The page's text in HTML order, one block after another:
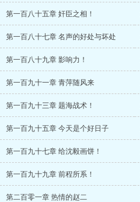
第一百八十五章 奸臣之相！
第一百八十七章 名声的好处与坏处
第一百八十九章 影响力！
第一百九十一章 青萍随风来
第一百九十三章 题海战术！
第一百九十五章 今天是个好日子
第一百九十七章 给沈毅画饼！
第一百九十九章 前程所系！
第二百零一章 热情的赵二